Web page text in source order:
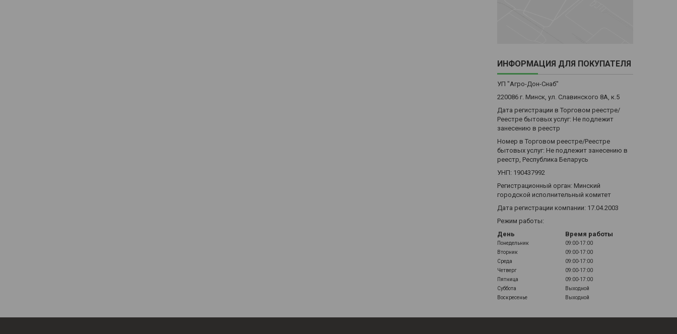
ИНФОРМАЦИЯ ДЛЯ ПОКУПАТЕЛЯ
УП "Агро-Дон-Снаб"
220086 г. Минск, ул. Славинского 8А, к.5
Дата регистрации в Торговом реестре/
Реестре бытовых услуг: Не подлежит
занесению в реестр
Номер в Торговом реестре/Реестре
бытовых услуг: Не подлежит занесению в
реестр, Республика Беларусь
УНП: 190437992
Регистрационный орган: Минский
городской исполнительный комитет
Дата регистрации компании: 17.04.2003
Режим работы:
День
Время работы
Понедельник
09:00-17:00
Вторник
09:00-17:00
Среда
09:00-17:00
Четверг
09:00-17:00
Пятница
09:00-17:00
Суббота
Выходной
Воскресенье
Выходной